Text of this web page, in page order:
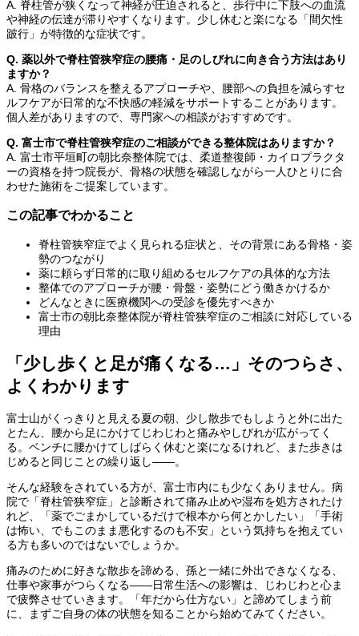
A. 脊柱管が狭くなって神経が圧迫されると、歩行中に下肢への血流
や神経の伝達が滞りやすくなります。少し休むと楽になる「間欠性
跛行」が特徴的な症状です。
Q. 薬以外で脊柱管狭窄症の腰痛・足のしびれに向き合う方法はあり
ますか？
A. 骨格のバランスを整えるアプローチや、腰部への負担を減らすセ
ルフケアが日常的な不快感の軽減をサポートすることがあります。
個人差がありますので、専門家への相談がおすすめです。
Q. 富士市で脊柱管狭窄症のご相談ができる整体院はありますか？
A. 富士市平垣町の朝比奈整体院では、柔道整復師・カイロプラクタ
ーの資格を持つ院長が、骨格の状態を確認しながら一人ひとりに合
わせた施術をご提案しています。
この記事でわかること
脊柱管狭窄症でよく見られる症状と、その背景にある骨格・姿
勢のつながり
薬に頼らず日常的に取り組めるセルフケアの具体的な方法
整体でのアプローチが腰・骨盤・姿勢にどう働きかけるか
どんなときに医療機関への受診を優先すべきか
富士市の朝比奈整体院が脊柱管狭窄症のご相談に対応している
理由
「少し歩くと足が痛くなる…」そのつらさ、
よくわかります
富士山がくっきりと見える夏の朝、少し散歩でもしようと外に出た
とたん、腰から足にかけてじわじわと痛みやしびれが広がってく
る。ベンチに腰かけてしばらく休むと楽になるけれど、また歩きは
じめると同じことの繰り返し——。
そんな経験をされている方が、富士市内にも少なくありません。病
院で「脊柱管狭窄症」と診断されて痛み止めや湿布を処方されたけ
れど、「薬でごまかしているだけで根本から何とかしたい」「手術
は怖い、でもこのまま悪化するのも不安」という気持ちを抱えてい
る方も多いのではないでしょうか。
痛みのために好きな散歩を諦める、孫と一緒に外出できなくなる、
仕事や家事がつらくなる——日常生活への影響は、じわじわと心ま
で疲弊させていきます。「年だから仕方ない」と諦めてしまう前
に、まずご自身の体の状態を知ることから始めてみてください。